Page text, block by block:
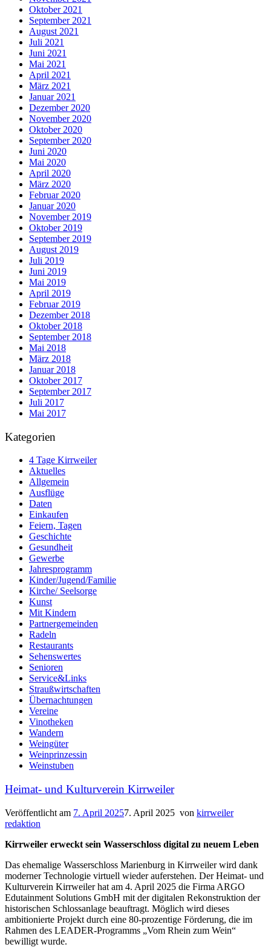
Oktober 2021
September 2021
August 2021
Juli 2021
Juni 2021
Mai 2021
April 2021
März 2021
Januar 2021
Dezember 2020
November 2020
Oktober 2020
September 2020
Juni 2020
Mai 2020
April 2020
März 2020
Februar 2020
Januar 2020
November 2019
Oktober 2019
September 2019
August 2019
Juli 2019
Juni 2019
Mai 2019
April 2019
Februar 2019
Dezember 2018
Oktober 2018
September 2018
Mai 2018
März 2018
Januar 2018
Oktober 2017
September 2017
Juli 2017
Mai 2017
Kategorien
4 Tage Kirrweiler
Aktuelles
Allgemein
Ausflüge
Daten
Einkaufen
Feiern, Tagen
Geschichte
Gesundheit
Gewerbe
Jahresprogramm
Kinder/Jugend/Familie
Kirche/ Seelsorge
Kunst
Mit Kindern
Partnergemeinden
Radeln
Restaurants
Sehenswertes
Senioren
Service&Links
Straußwirtschaften
Übernachtungen
Vereine
Vinotheken
Wandern
Weingüter
Weinprinzessin
Weinstuben
Heimat- und Kulturverein Kirrweiler
Veröffentlicht am 7. April 20257. April 2025 von kirrweiler
redaktion
Kirrweiler erweckt sein Wasserschloss digital zu neuem Leben
Das ehemalige Wasserschloss Marienburg in Kirrweiler wird dank
moderner Technologie virtuell wieder auferstehen. Der Heimat- und
Kulturverein Kirrweiler hat am 4. April 2025 die Firma ARGO
Edutainment Solutions GmbH mit der digitalen Rekonstruktion der
historischen Schlossanlage beauftragt. Möglich wird dieses
ambitionierte Projekt durch eine 80-prozentige Förderung, die im
Rahmen des LEADER-Programms „Vom Rhein zum Wein“
bewilligt wurde.